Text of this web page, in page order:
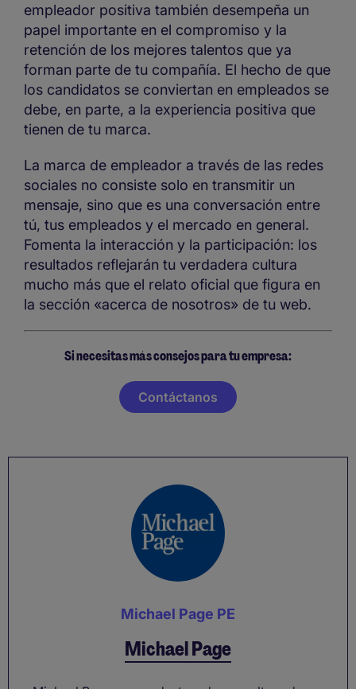
empleador positiva también desempeña un
papel importante en el compromiso y la
retención de los mejores talentos que ya
forman parte de tu compañía. El hecho de que
los candidatos se conviertan en empleados se
debe, en parte, a la experiencia positiva que
tienen de tu marca.
La marca de empleador a través de las redes
sociales no consiste solo en transmitir un
mensaje, sino que es una conversación entre
tú, tus empleados y el mercado en general.
Fomenta la interacción y la participación: los
resultados reflejarán tu verdadera cultura
mucho más que el relato oficial que figura en
la sección «acerca de nosotros» de tu web.
Si necesitas más consejos para tu empresa:
Contáctanos
Michael Page PE
Michael Page